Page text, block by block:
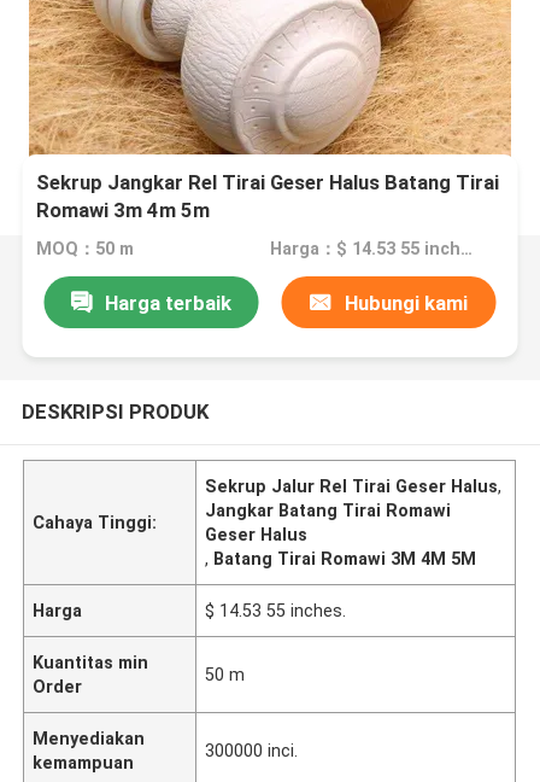
Sekrup Jangkar Rel Tirai Geser Halus Batang Tirai
Romawi 3m 4m 5m
MOQ：50 m Harga：$ 14.53 55 inches.
Harga terbaik Hubungi kami
DESKRIPSI PRODUK
Cahaya Tinggi:
Sekrup Jalur Rel Tirai Geser Halus,
Jangkar Batang Tirai Romawi
Geser Halus
, Batang Tirai Romawi 3M 4M 5M
Harga $ 14.53 55 inches.
Kuantitas min
Order
50 m
Menyediakan
kemampuan
300000 inci.